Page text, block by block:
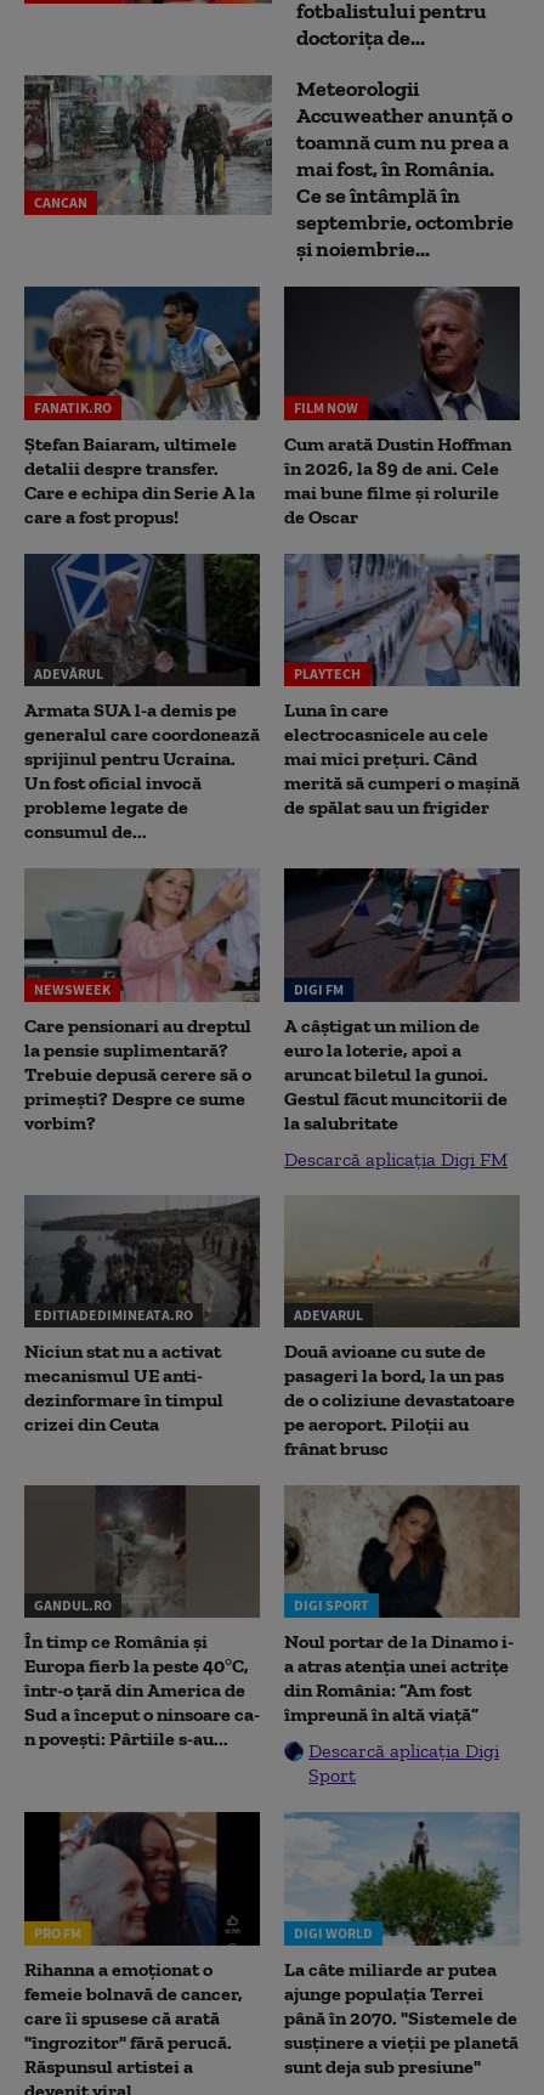
fotbalistului pentru
doctoriţa de...
CANCAN
Meteorologii
Accuweather anunță o
toamnă cum nu prea a
mai fost, în România.
Ce se întâmplă în
septembrie, octombrie
și noiembrie...
FANATIK.RO
Ștefan Baiaram, ultimele
detalii despre transfer.
Care e echipa din Serie A la
care a fost propus!
FILM NOW
Cum arată Dustin Hoffman
în 2026, la 89 de ani. Cele
mai bune filme și rolurile
de Oscar
ADEVĂRUL
Armata SUA l-a demis pe
generalul care coordonează
sprijinul pentru Ucraina.
Un fost oficial invocă
probleme legate de
consumul de...
PLAYTECH
Luna în care
electrocasnicele au cele
mai mici prețuri. Când
merită să cumperi o mașină
de spălat sau un frigider
NEWSWEEK
Care pensionari au dreptul
la pensie suplimentară?
Trebuie depusă cerere să o
primești? Despre ce sume
vorbim?
DIGI FM
A câștigat un milion de
euro la loterie, apoi a
aruncat biletul la gunoi.
Gestul făcut muncitorii de
la salubritate
Descarcă aplicația Digi FM
EDITIADEDIMINEATA.RO
Niciun stat nu a activat
mecanismul UE anti-
dezinformare în timpul
crizei din Ceuta
ADEVARUL
Două avioane cu sute de
pasageri la bord, la un pas
de o coliziune devastatoare
pe aeroport. Piloții au
frânat brusc
GANDUL.RO
În timp ce România și
Europa fierb la peste 40°C,
într-o țară din America de
Sud a început o ninsoare ca-
n povești: Pârtiile s-au...
DIGI SPORT
Noul portar de la Dinamo i-
a atras atenția unei actrițe
din România: ”Am fost
împreună în altă viață”
Descarcă aplicația Digi
Sport
PRO FM
Rihanna a emoționat o
femeie bolnavă de cancer,
care îi spusese că arată
"îngrozitor" fără perucă.
Răspunsul artistei a
DIGI WORLD
La câte miliarde ar putea
ajunge populația Terrei
până în 2070. "Sistemele de
susținere a vieții pe planetă
sunt deja sub presiune"